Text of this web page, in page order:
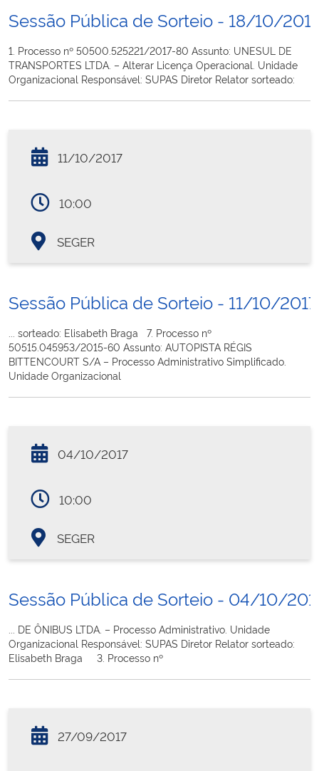
Sessão Pública de Sorteio - 18/10/
1. Processo nº 50500.525221/2017-80 Assunto: UNESUL DE
TRANSPORTES LTDA. – Alterar Licença Operacional. Unidade
Organizacional Responsável: SUPAS Diretor Relator sorteado:
11/10/2017
10:00
SEGER
Sessão Pública de Sorteio - 11/10/2017
... sorteado: Elisabeth Braga 7. Processo nº
50515.045953/2015-60 Assunto: AUTOPISTA RÉGIS
BITTENCOURT S/A – Processo Administrativo Simplificado.
Unidade Organizacional
04/10/2017
10:00
SEGER
Sessão Pública de Sorteio - 04/10/
... DE ÔNIBUS LTDA. – Processo Administrativo. Unidade
Organizacional Responsável: SUPAS Diretor Relator sorteado:
Elisabeth Braga 3. Processo nº
27/09/2017